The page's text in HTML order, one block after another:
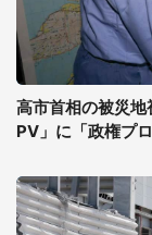
高市首相の被災
PV」に「政権プ